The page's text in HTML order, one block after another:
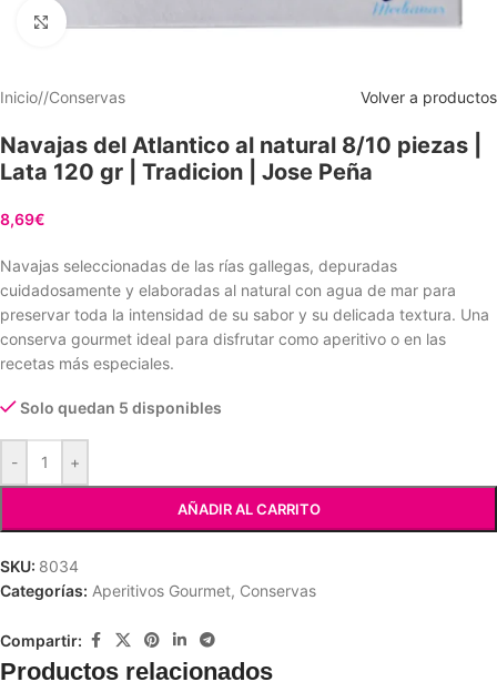
Clic para ampliar
Inicio/ Conservas Volver a productos
Navajas del Atlantico al natural 8/10 piezas |
Lata 120 gr | Tradicion | Jose Peña
8,69€
Navajas seleccionadas de las rías gallegas, depuradas
cuidadosamente y elaboradas al natural con agua de mar para
preservar toda la intensidad de su sabor y su delicada textura. Una
conserva gourmet ideal para disfrutar como aperitivo o en las
recetas más especiales.
Solo quedan 5 disponibles
- +
AÑADIR AL CARRITO
SKU: 8034
Categorías: Aperitivos Gourmet, Conservas
Compartir:
Productos relacionados